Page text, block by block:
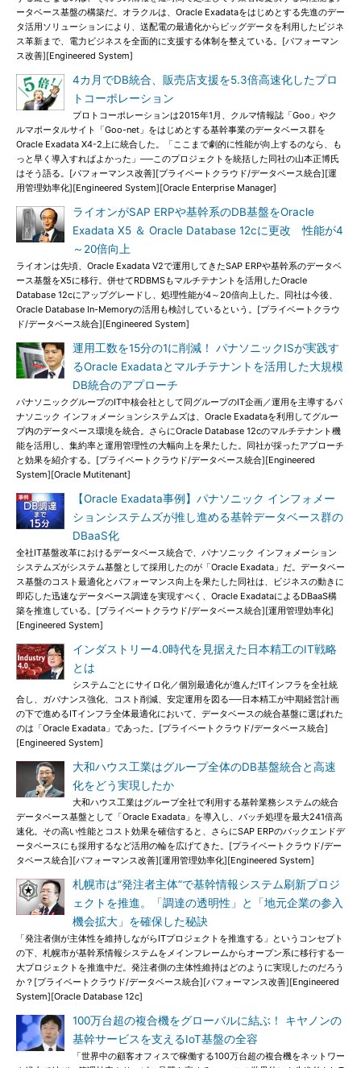
ータベース基盤の構築だ。オラクルは、Oracle Exadataをはじめとする先進のデー
タ活用ソリューションにより、送配電の最適化からビッグデータを利用したビジネ
ス革新まで、電力ビジネスを全面的に支援する体制を整えている。[パフォーマン
ス改善][Engineered System]
4カ月でDB統合、販売店支援を5.3倍高速化したプロ
トコーポレーション
プロトコーポレーションは2015年1月、クルマ情報誌「Goo」やク
ルマポータルサイト「Goo-net」をはじめとする基幹事業のデータベース群を
Oracle Exadata X4-2上に統合した。「ここまで劇的に性能が向上するのなら、も
っと早く導入すればよかった」──このプロジェクトを統括した同社の山本正博氏
はそう語る。[パフォーマンス改善][プライベートクラウド/データベース統合][運
用管理効率化][Engineered System][Oracle Enterprise Manager]
ライオンがSAP ERPや基幹系のDB基盤をOracle
Exadata X5 ＆ Oracle Database 12cに更改 性能が4
～20倍向上
ライオンは先頃、Oracle Exadata V2で運用してきたSAP ERPや基幹系のデータベ
ース基盤をX5に移行。併せてRDBMSもマルチテナントを活用したOracle
Database 12cにアップグレードし、処理性能が4～20倍向上した。同社は今後、
Oracle Database In-Memoryの活用も検討しているという。[プライベートクラウ
ド/データベース統合][Engineered System]
運用工数を15分の1に削減！ パナソニックISが実践す
るOracle Exadataとマルチテナントを活用した大規模
DB統合のアプローチ
パナソニックグループのIT中核会社として同グループのIT企画／運用を主導するパ
ナソニック インフォメーションシステムズは、Oracle Exadataを利用してグルー
プ内のデータベース環境を統合。さらにOracle Database 12cのマルチテナント機
能を活用し、集約率と運用管理性の大幅向上を果たした。同社が採ったアプローチ
と効果を紹介する。[プライベートクラウド/データベース統合][Engineered
System][Oracle Mutitenant]
【Oracle Exadata事例】パナソニック インフォメー
ションシステムズが推し進める基幹データベース群の
DBaaS化
全社IT基盤改革におけるデータベース統合で、パナソニック インフォメーション
システムズがシステム基盤として採用したのが「Oracle Exadata」だ。データベー
ス基盤のコスト最適化とパフォーマンス向上を果たした同社は、ビジネスの動きに
即応した迅速なデータベース調達を実現すべく、Oracle ExadataによるDBaaS構
築を推進している。[プライベートクラウド/データベース統合][運用管理効率化]
[Engineered System]
インダストリー4.0時代を見据えた日本精工のIT戦略
とは
システムごとにサイロ化／個別最適化が進んだITインフラを全社統
合し、ガバナンス強化、コスト削減、安定運用を図る──日本精工が中期経営計画
の下で進めるITインフラ全体最適化において、データベースの統合基盤に選ばれた
のは「Oracle Exadata」であった。[プライベートクラウド/データベース統合]
[Engineered System]
大和ハウス工業はグループ全体のDB基盤統合と高速
化をどう実現したか
大和ハウス工業はグループ全社で利用する基幹業務システムの統合
データベース基盤として「Oracle Exadata」を導入し、バッチ処理を最大241倍高
速化。その高い性能とコスト効果を確信すると、さらにSAP ERPのバックエンドデ
ータベースにも採用するなど活用の輪を広げてきた。[プライベートクラウド/デー
タベース統合][パフォーマンス改善][運用管理効率化][Engineered System]
札幌市は“発注者主体”で基幹情報システム刷新プロジ
ェクトを推進。「調達の透明性」と「地元企業の参入
機会拡大」を確保した秘訣
「発注者側が主体性を維持しながらITプロジェクトを推進する」というコンセプト
の下、札幌市が基幹系情報システムをメインフレームからオープン系に移行する一
大プロジェクトを推進中だ。発注者側の主体性維持はどのように実現したのだろう
か？[プライベートクラウド/データベース統合][パフォーマンス改善][Engineered
System][Oracle Database 12c]
100万台超の複合機をグローバルに結ぶ！ キヤノンの
基幹サービスを支えるIoT基盤の全容
「世界中の顧客オフィスで稼働する100万台超の複合機をネットワー